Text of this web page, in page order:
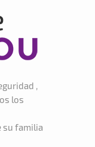
,
los
su familia